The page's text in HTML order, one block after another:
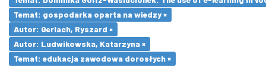
Temat: gospodarka oparta na wiedzy ×
Autor: Gerlach, Ryszard ×
Autor: Ludwikowska, Katarzyna ×
Temat: edukacja zawodowa dorosłych ×